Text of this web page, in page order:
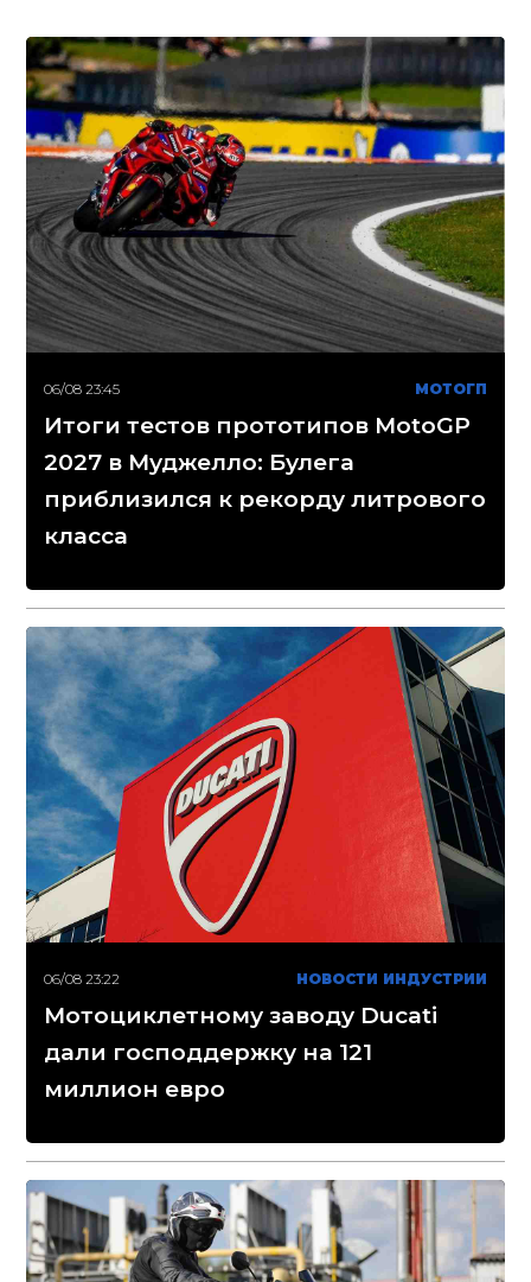
06/08 23:45 МОТОГП
Итоги тестов прототипов MotoGP
2027 в Муджелло: Булега
приблизился к рекорду литрового
класса
06/08 23:22 НОВОСТИ ИНДУСТРИИ
Мотоциклетному заводу Ducati
дали господдержку на 121
миллион евро